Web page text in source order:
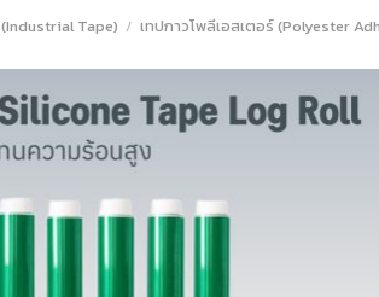
Tape) / เทปกาวโพลีเอสเตอร์ (Polyester